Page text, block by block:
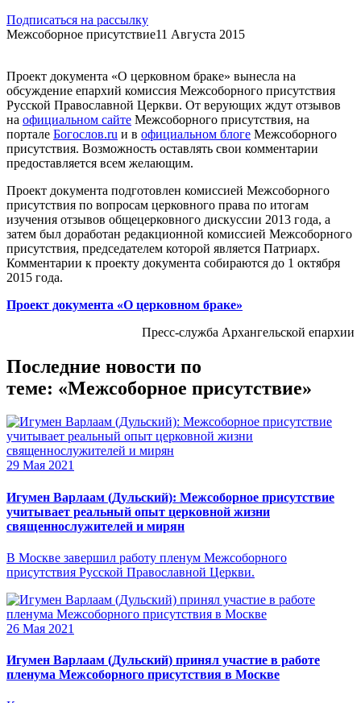
Подписаться на рассылку
Межсоборное присутствие11 Августа 2015
Проект документа «О церковном браке» вынесла на
обсуждение епархий комиссия Межсоборного присутствия
Русской Православной Церкви. От верующих ждут отзывов
на официальном сайте Межсоборного присутствия, на
портале Богослов.ru и в официальном блоге Межсоборного
присутствия. Возможность оставлять свои комментарии
предоставляется всем желающим.
Проект документа подготовлен комиссией Межсоборного
присутствия по вопросам церковного права по итогам
изучения отзывов общецерковного дискуссии 2013 года, а
затем был доработан редакционной комиссией Межсоборного
присутствия, председателем которой является Патриарх.
Комментарии к проекту документа собираются до 1 октября
2015 года.
Проект документа «О церковном браке»
Пресс-служба Архангельской епархии
Последние новости по
теме: «Межсоборное присутствие»
29 Мая 2021
Игумен Варлаам (Дульский): Межсоборное присутствие
учитывает реальный опыт церковной жизни
священнослужителей и мирян
В Москве завершил работу пленум Межсоборного
присутствия Русской Православной Церкви.
26 Мая 2021
Игумен Варлаам (Дульский) принял участие в работе
пленума Межсоборного присутствия в Москве